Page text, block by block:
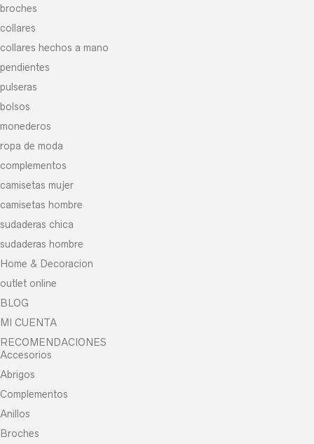
broches
collares
collares hechos a mano
pendientes
pulseras
bolsos
monederos
ropa de moda
complementos
camisetas mujer
camisetas hombre
sudaderas chica
sudaderas hombre
Home & Decoracion
outlet online
BLOG
MI CUENTA
RECOMENDACIONES
Accesorios
Abrigos
Complementos
Anillos
Broches